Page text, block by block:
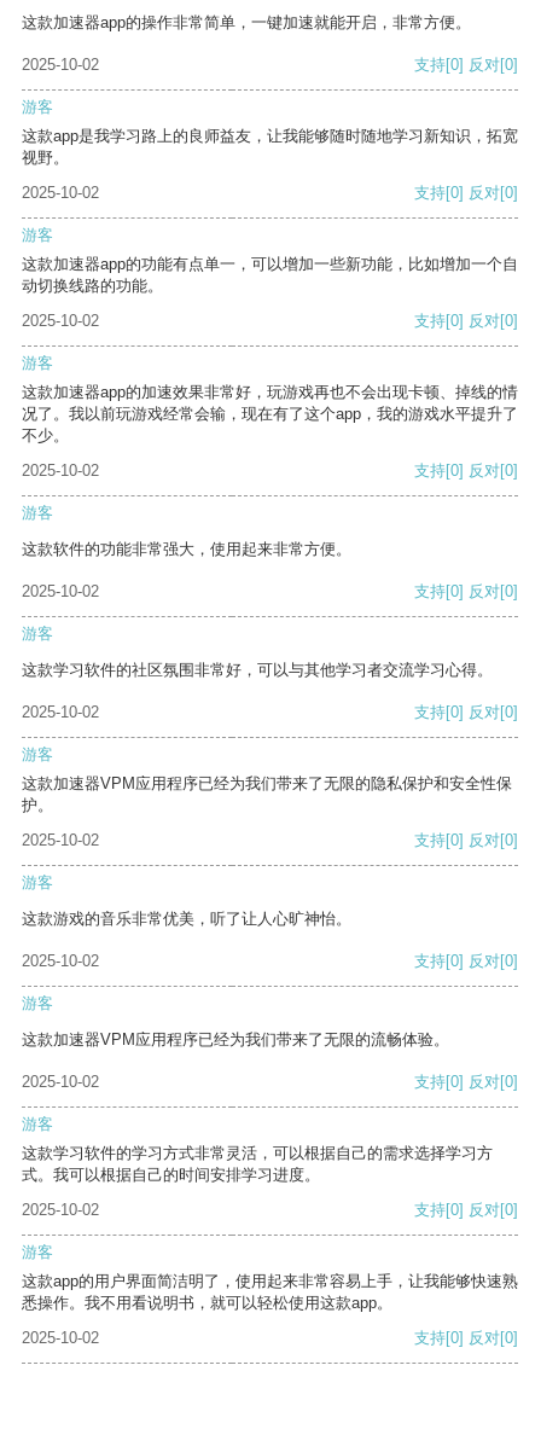
这款加速器app的操作非常简单，一键加速就能开启，非常方便。
2025-10-02 支持[0] 反对[0]
游客
这款app是我学习路上的良师益友，让我能够随时随地学习新知识，拓宽
视野。
2025-10-02
支持[0] 反对[0]
游客
这款加速器app的功能有点单一，可以增加一些新功能，比如增加一个自
动切换线路的功能。
2025-10-02
支持[0] 反对[0]
游客
这款加速器app的加速效果非常好，玩游戏再也不会出现卡顿、掉线的情
况了。我以前玩游戏经常会输，现在有了这个app，我的游戏水平提升了
不少。
2025-10-02
支持[0] 反对[0]
游客
这款软件的功能非常强大，使用起来非常方便。
2025-10-02 支持[0] 反对[0]
游客
这款学习软件的社区氛围非常好，可以与其他学习者交流学习心得。
2025-10-02 支持[0] 反对[0]
游客
这款加速器VPM应用程序已经为我们带来了无限的隐私保护和安全性保
护。
2025-10-02
支持[0] 反对[0]
游客
这款游戏的音乐非常优美，听了让人心旷神怡。
2025-10-02 支持[0] 反对[0]
游客
这款加速器VPM应用程序已经为我们带来了无限的流畅体验。
2025-10-02 支持[0] 反对[0]
游客
这款学习软件的学习方式非常灵活，可以根据自己的需求选择学习方
式。我可以根据自己的时间安排学习进度。
2025-10-02
支持[0] 反对[0]
游客
这款app的用户界面简洁明了，使用起来非常容易上手，让我能够快速熟
悉操作。我不用看说明书，就可以轻松使用这款app。
2025-10-02
支持[0] 反对[0]